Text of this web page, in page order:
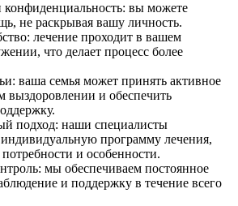
вы можете
не раскрывая вашу личность.
лечение проходит в вашем
что делает процесс более
ваша семья может принять активное
выздоровлении и обеспечить
подход: наши специалисты
программу лечения,
и особенности.
мы обеспечиваем постоянное
и поддержку в течение всего